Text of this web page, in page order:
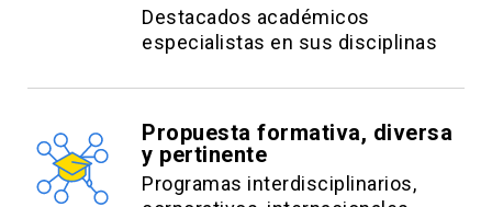
Destacados académicos
especialistas en sus disciplinas
Propuesta formativa, diversa
y pertinente
Programas interdisciplinarios,